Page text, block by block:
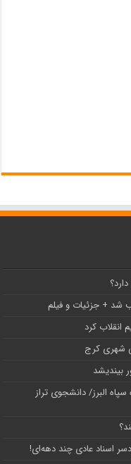
شد + جزئیات و فیلم
بیندیشد
البرز/ دانشجوی تراز
اسناد عادی چند‌ دهه‌ای!